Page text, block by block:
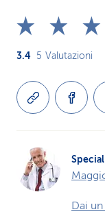
3.4 5 Valutazioni
Dai